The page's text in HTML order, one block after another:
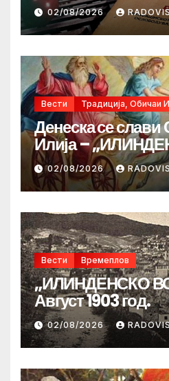
02/08/2026
Вести Традиција, Обичаи
Денеска се
Илија –
02/08/2026
Вести Времеплов
„ИЛИНДЕНСКО
Август 1903 год.
02/08/2026